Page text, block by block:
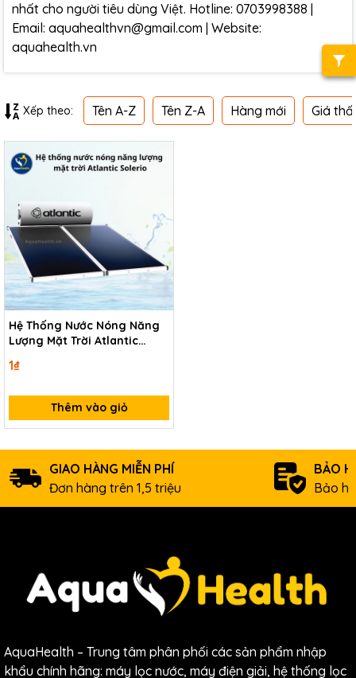
nhất cho người tiêu dùng Việt. Hotline: 0703998388 |
Email: aquahealthvn@gmail.com | Website:
aquahealth.vn
Xếp theo: Tên A-Z Tên Z-A Hàng mới Giá
Hệ Thống Nước Nóng Năng
Lượng Mặt Trời Atlantic
1₫
Thêm vào giỏ
GIAO HÀNG MIỄN PHÍ
Đơn hàng trên 1,5 triệu
BẢO
Bảo
AquaHealth – Trung tâm phân phối các sản phẩm nhập
khẩu chính hãng: máy lọc nước, máy điện giải, hệ thống lọc